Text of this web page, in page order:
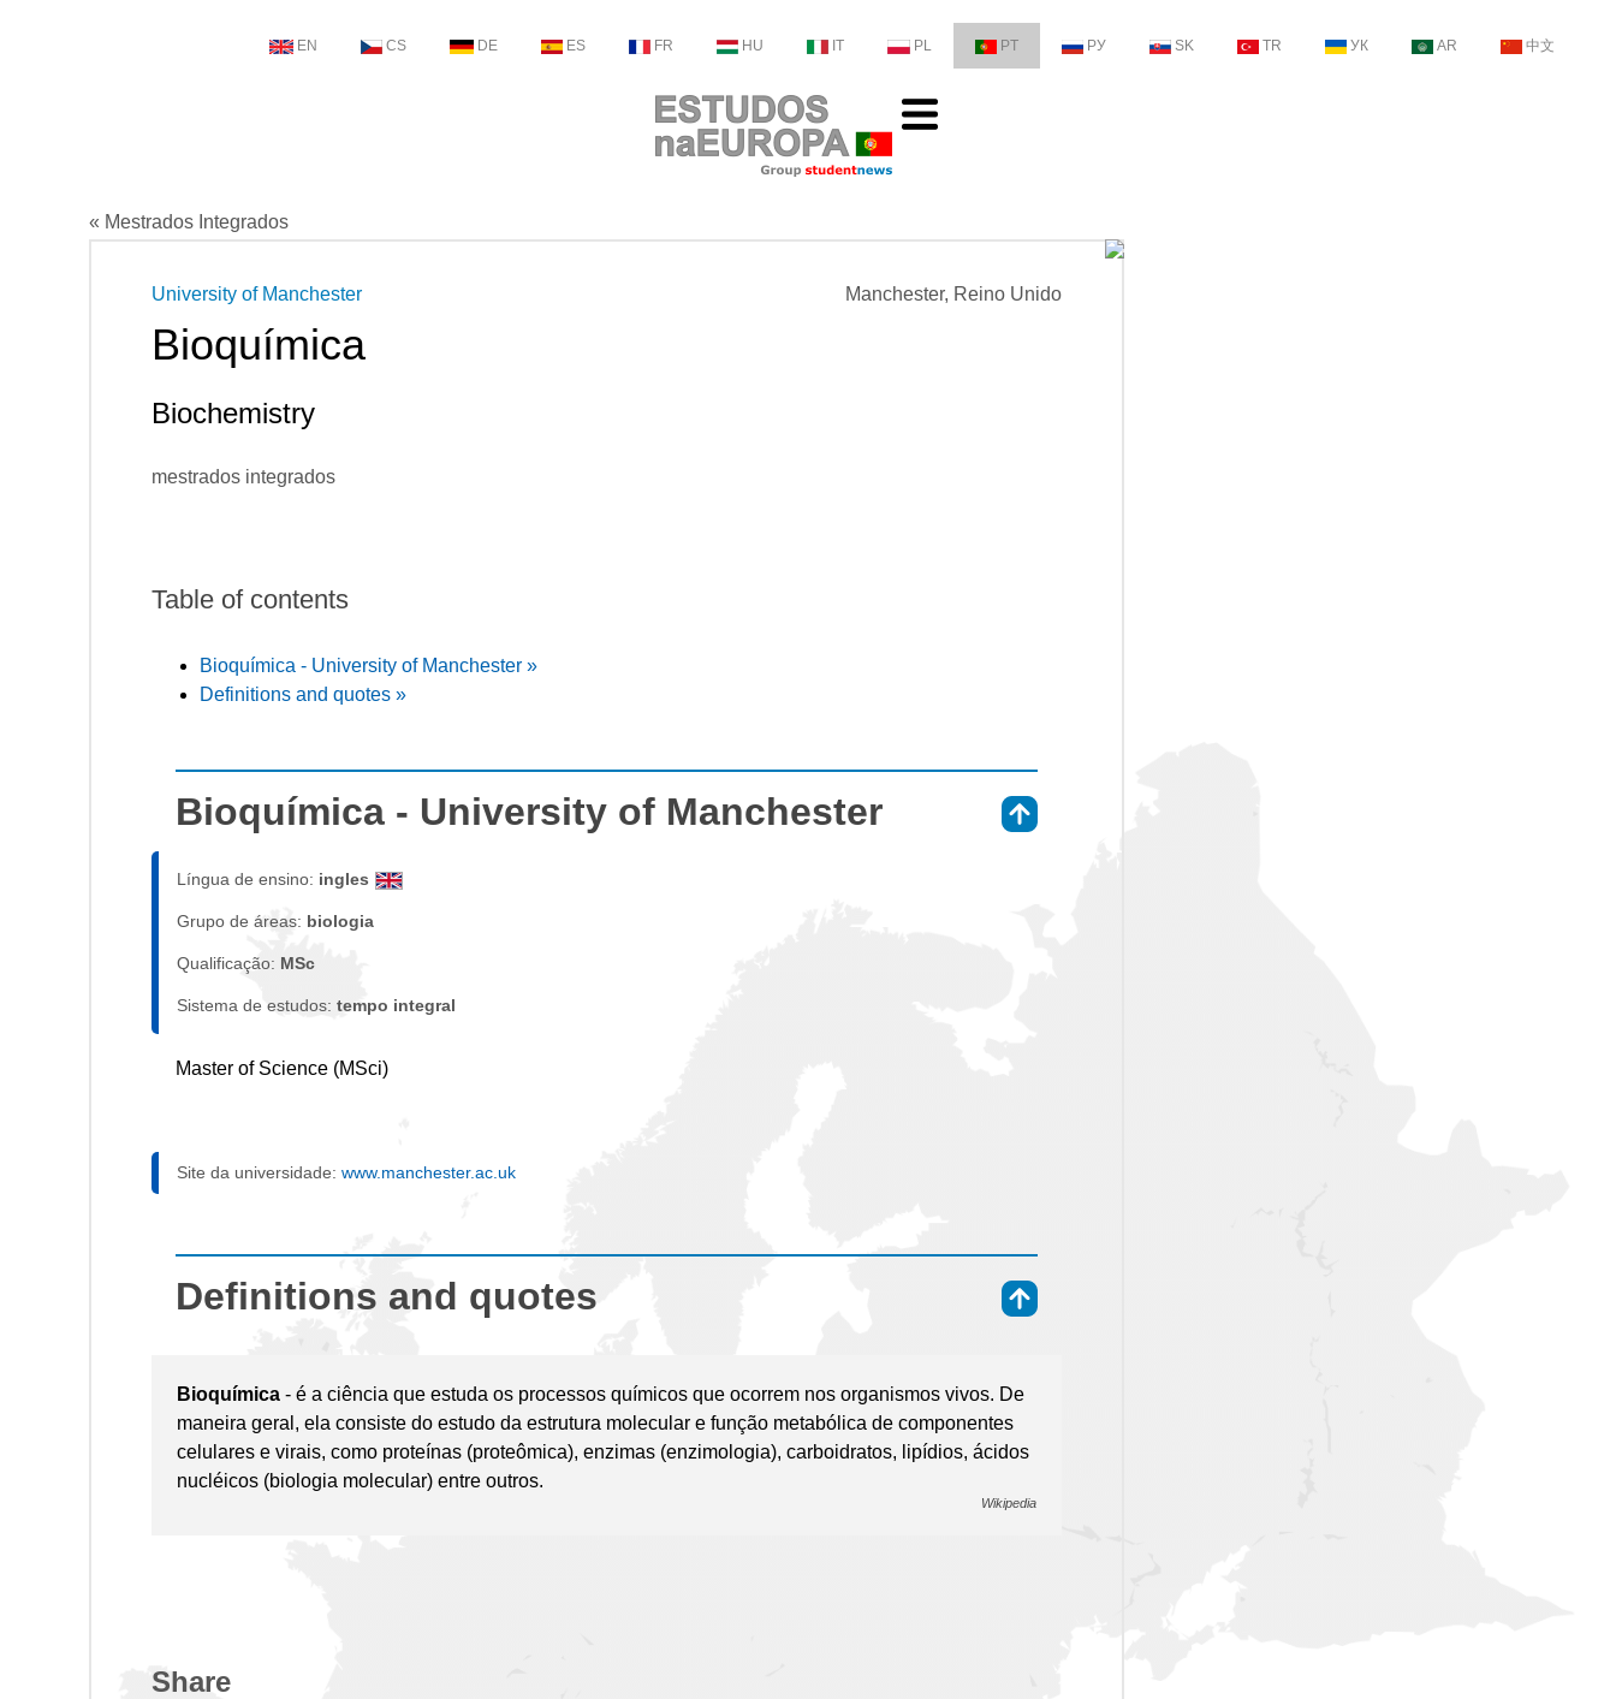
EN CS DE ES FR HU IT PL PT РУ SK TR УК AR 中文
« Mestrados Integrados
Manchester, Reino Unido
University of Manchester
Bioquímica
Biochemistry
mestrados integrados
Table of contents
Bioquímica - University of Manchester »
Definitions and quotes »
Bioquímica - University of Manchester
Língua de ensino: ingles
Grupo de áreas: biologia
Qualificação: MSc
Sistema de estudos: tempo integral
Master of Science (MSci)
Site da universidade: www.manchester.ac.uk
Definitions and quotes
Bioquímica - é a ciência que estuda os processos químicos que ocorrem nos organismos vivos. De
maneira geral, ela consiste do estudo da estrutura molecular e função metabólica de componentes
celulares e virais, como proteínas (proteômica), enzimas (enzimologia), carboidratos, lipídios, ácidos
nucléicos (biologia molecular) entre outros.
Wikipedia
Share